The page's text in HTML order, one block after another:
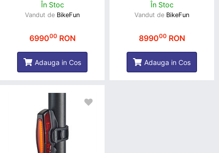
În Stoc
Vandut de BikeFun
699000RON
Adauga in Cos
În Stoc
Vandut de BikeFun
899000RON
Adauga in Cos